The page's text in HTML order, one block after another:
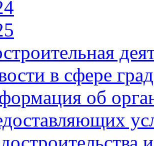
в сфере
об